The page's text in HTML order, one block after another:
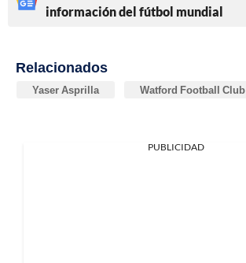
información del fútbol mundial
Relacionados
Yaser Asprilla Watford Football Club
PUBLICIDAD